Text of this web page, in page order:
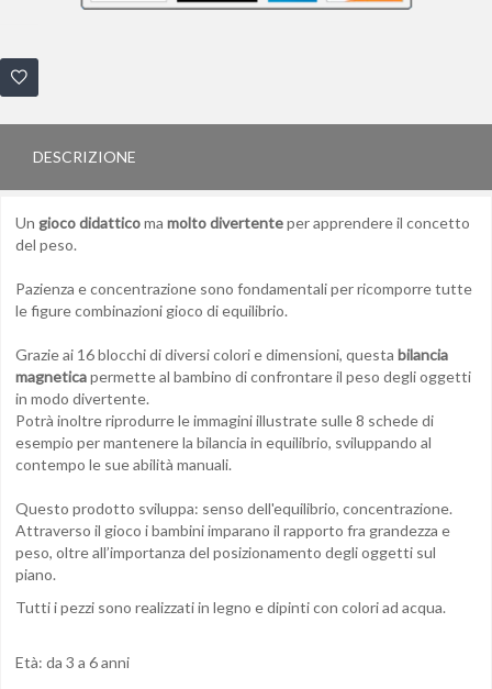
DESCRIZIONE
Ungioco didatticomamolto divertenteper apprendere il concetto
del peso.
Pazienza e concentrazione sono fondamentali per ricomporre tutte
le figure combinazioni gioco di equilibrio.
Grazie ai 16 blocchi di diversi colori e dimensioni, questabilancia
magneticapermette al bambino di confrontare il peso degli oggetti
in modo divertente.
Potrà inoltre riprodurre le immagini illustrate sulle 8 schede di
esempio per mantenere la bilancia in equilibrio, sviluppando al
contempo le sue abilità manuali.
Questo prodotto sviluppa: senso dell'equilibrio, concentrazione.
Attraverso il gioco i bambini imparano il rapporto fra grandezza e
peso, oltre all’importanza del posizionamento degli oggetti sul
piano.
Tutti i pezzi sono realizzati in legno e dipinti con colori ad acqua.
Età: da 3 a 6 anni